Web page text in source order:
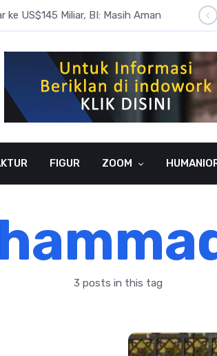
ke US$145 Miliar, BI: Masih Aman
FIGUR ZOOM
3 posts in this tag